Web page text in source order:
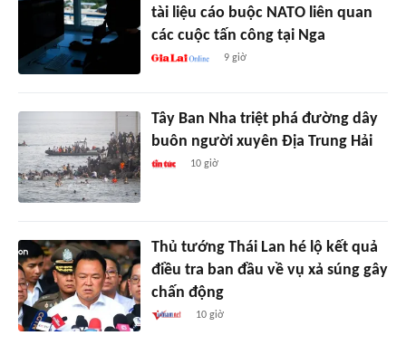
tài liệu cáo buộc NATO liên quan
các cuộc tấn công tại Nga
9 giờ
Tây Ban Nha triệt phá đường dây
buôn người xuyên Địa Trung Hải
10 giờ
Thủ tướng Thái Lan hé lộ kết quả
điều tra ban đầu về vụ xả súng gây
chấn động
10 giờ